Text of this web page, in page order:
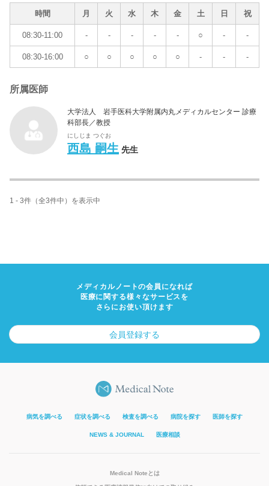
時間 月 火 水 木 金 土 日 祝
08:30-11:00 - - - - - ○ - -
08:30-16:00 ○ ○ ○ ○ ○ - - -
所属医師
大学法人 岩手医科大学附属内丸メディカルセンター 診療
科部長／教授
にしじま つぐお
西島 嗣生 先生
1 - 3件（全3件中）を表示中
メディカルノートの会員になれば
医療に関する様々なサービスを
さらにお使い頂けます
会員登録する
病気を調べる 症状を調べる 検査を調べる 病院を探す 医師を探す
NEWS & JOURNAL 医療相談
Medical Noteとは